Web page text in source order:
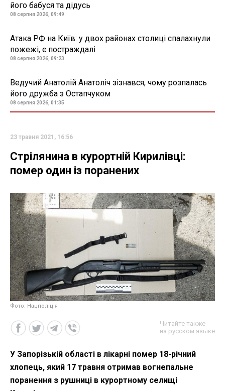
його бабуся та дідусь
08 серпня 2026, 09:49
Атака РФ на Київ: у двох районах столиці спалахнули
пожежі, є постраждалі
08 серпня 2026, 09:23
Ведучий Анатолій Анатоліч зізнався, чому розпалась
його дружба з Остапчуком
08 серпня 2026, 01:35
23 травня 2021, 16:56
Стрілянина в курортній Кирилівці:
помер один із поранених
Фото: Нацполіція
Читайте также
на русском языке
У Запорізькій області в лікарні помер 18-річний
хлопець, який 17 травня отримав вогнепальне
поранення з рушниці в курортному селищі